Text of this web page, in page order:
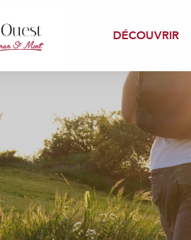
DÉCOUVRIR